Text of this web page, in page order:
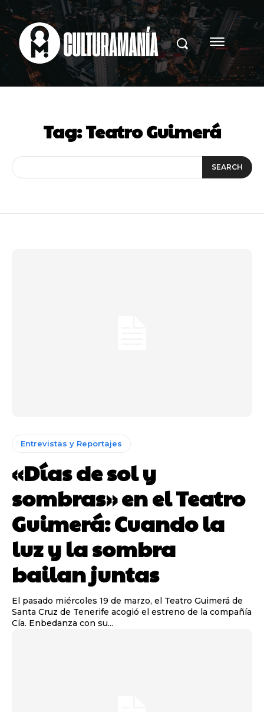
Tag:Teatro Guimerá
SEARCH
Entrevistas y Reportajes
«Días de sol y
sombras» en el Teatro
Guimerá: Cuando la
luz y la sombra
bailan juntas
El pasado miércoles 19 de marzo, el Teatro Guimerá de
Santa Cruz de Tenerife acogió el estreno de la compañía
Cía. Enbedanza con su...